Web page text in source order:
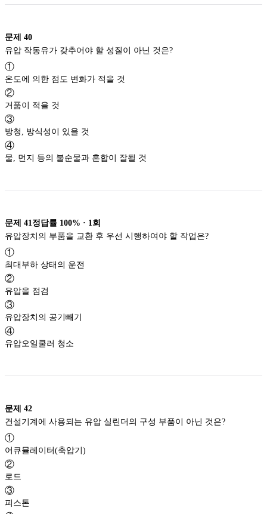
문제 40
유압 작동유가 갖추어야 할 성질이 아닌 것은?
①
온도에 의한 점도 변화가 적을 것
②
거품이 적을 것
③
방청, 방식성이 있을 것
④
물, 먼지 등의 불순물과 혼합이 잘될 것
문제 41정답률 100% · 1회
유압장치의 부품을 교환 후 우선 시행하여야 할 작업은?
①
최대부하 상태의 운전
②
유압을 점검
③
유압장치의 공기빼기
④
유압오일쿨러 청소
문제 42
건설기계에 사용되는 유압 실린더의 구성 부품이 아닌 것은?
①
어큐뮬레이터(축압기)
②
로드
③
피스톤